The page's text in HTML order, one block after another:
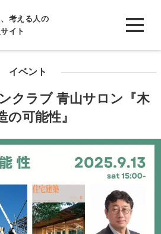
考える人の
イト
イベント
クラブ 青山サロン『木
の可能性』